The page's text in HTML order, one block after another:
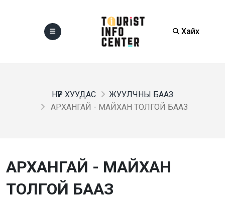
Хайх
НҮҮР ХУУДАС
ЖУУЛЧНЫ БААЗ
АРХАНГАЙ - МАЙХАН ТОЛГОЙ БААЗ
АРХАНГАЙ - МАЙХАН
ТОЛГОЙ БААЗ